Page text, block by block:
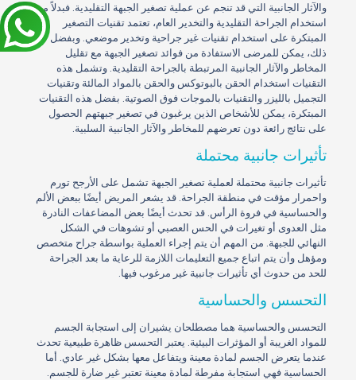
والآثار الجانبية التي قد تنجم عن عملية تصغير الجبهة التقليدية. فبدلاً من
استخدام الجراحة التقليدية والتخدير العام، تعتمد تقنيات التصغير
المبتكرة على استخدام تقنيات غير جراحية وتخدير موضعي. وبفضل
ذلك، يمكن للمرضى الاستفادة من فوائد تصغير الجبهة مع تقليل
المخاطر والآثار الجانبية المرتبطة بالجراحة التقليدية. وتشمل هذه
التقنيات استخدام الحقن بالبوتوكس والحقن بالمواد المالئة وتقنيات
التجميل بالليزر والتقنيات بالموجات فوق الصوتية. بفضل هذه التقنيات
المبتكرة، يمكن للأشخاص الذين يرغبون في تصغير جبهتهم الحصول
على نتائج رائعة دون تعرضهم للمخاطر والآثار الجانبية السلبية.
تأثيرات جانبية محتملة
تأثيرات جانبية محتملة لعملية تصغير الجبهة تشمل على الأرجح تورم
واحمرار مؤقت في منطقة الجراحة. قد يشعر المريض أيضًا ببعض الألم
والحساسية في فروة الرأس. قد تحدث أيضًا بعض المضاعفات النادرة
مثل العدوى أو تغيرات في الحس العصبي أو تشوهات في الشكل
النهائي للجبهة. من المهم أن يتم إجراء العملية بواسطة جراح متخصص
ومؤهل وأن يتم اتباع جميع التعليمات اللازمة للرعاية ما بعد الجراحة
للحد من حدوث أي تأثيرات جانبية غير مرغوب فيها.
التحسس والحساسية
التحسس والحساسية هما مصطلحان يشيران إلى استجابة الجسم
للمواد الغريبة أو المؤثرات البيئية. يعتبر التحسس ظاهرة طبيعية تحدث
عندما يتعرض الجسم لمادة معينة ويتفاعل معها بشكل غير عادي. أما
الحساسية فهي استجابة مفرطة لمادة معينة تعتبر غير ضارة للجسم.